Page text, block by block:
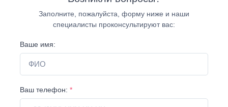
Заполните, пожалуйста, форму ниже и наши
специалисты проконсультируют вас:
Ваше имя:
Ваш телефон: *